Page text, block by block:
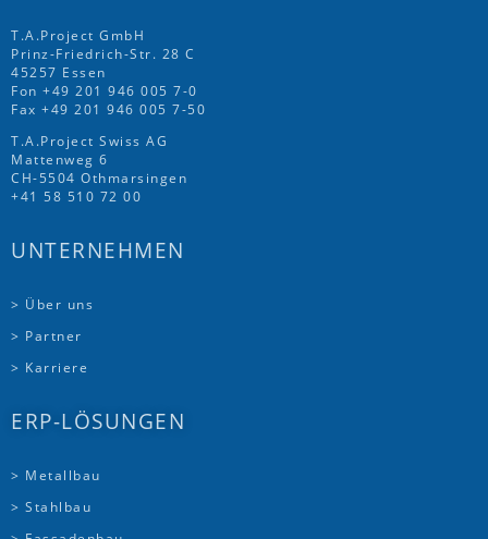
T.A.Project GmbH
Prinz-Friedrich-Str. 28 C
45257 Essen
Fon +49 201 946 005 7-0
Fax +49 201 946 005 7-50
T.A.Project Swiss AG
Mattenweg 6
CH-5504 Othmarsingen
+41 58 510 72 00
UNTERNEHMEN
> Über uns
> Partner
> Karriere
ERP-LÖSUNGEN
> Metallbau
> Stahlbau